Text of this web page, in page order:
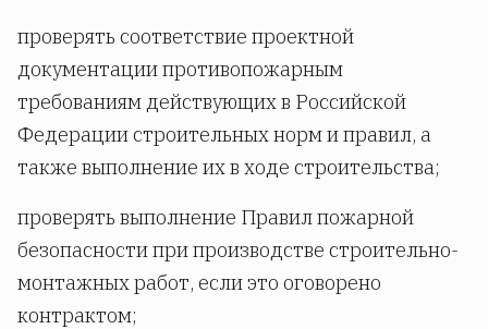
проверять соответствие проектной
документации противопожарным
требованиям действующих в Российской
Федерации строительных норм и правил, а
также выполнение их в ходе строительства;
проверять выполнение Правил пожарной
безопасности при производстве строительно-
монтажных работ, если это оговорено
контрактом;